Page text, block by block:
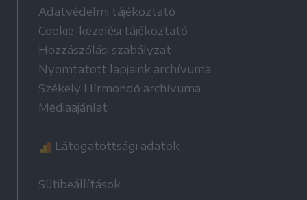
Adatvédelmi tájékoztató
Cookie-kezelési tájékoztató
Hozzászólási szabályzat
Nyomtatott lapjaink archívuma
Székely Hírmondó archívuma
Médiaajánlat
Látogatottsági adatok
Sütibeállítások